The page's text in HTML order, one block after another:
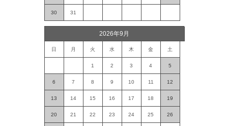
30 31
2026年9月
日 月 火 水 木 金 土
1 2 3 4 5
6 7 8 9 10 11 12
13 14 15 16 17 18 19
20 21 22 23 24 25 26